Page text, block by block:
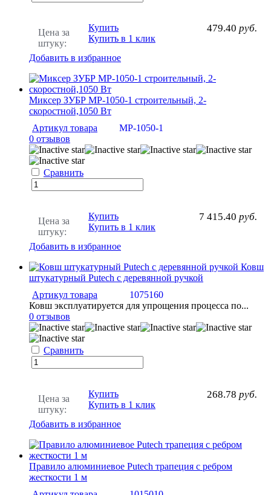
Цена за
штуку:
479.40 руб.
Купить
Купить в 1 клик
Добавить в избранное
Миксер ЗУБР МР-1050-1 строительный, 2-
скоростной,1050 Вт
Артикул товара
МР-1050-1
0 отзывов
Сравнить
Цена за
штуку:
7 415.40 руб.
Купить
Купить в 1 клик
Добавить в избранное
Ковш
штукатурный Putech с деревянной ручкой
Артикул товара
1075160
Ковш эксплуатируется для упрощения процесса по...
0 отзывов
Сравнить
Цена за
штуку:
268.78 руб.
Купить
Купить в 1 клик
Добавить в избранное
Правило алюминиевое Putech трапеция с ребром
жесткости 1 м